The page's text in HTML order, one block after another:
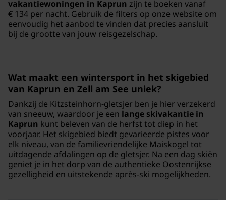
vakantiewoningen in Kaprun zijn te boeken vanaf
€ 134 per nacht. Gebruik de filters op onze website om
eenvoudig het aanbod te vinden dat precies aansluit
bij de grootte van jouw reisgezelschap.
Wat maakt een wintersport in het skigebied
van Kaprun en Zell am See uniek?
Dankzij de Kitzsteinhorn-gletsjer ben je hier verzekerd
van sneeuw, waardoor je een lange skivakantie in
Kaprun kunt beleven van de herfst tot diep in het
voorjaar. Het skigebied biedt gevarieerde pistes voor
elk niveau, van de familievriendelijke Maiskogel tot
uitdagende afdalingen op de gletsjer. Na een dag skiën
geniet je in het dorp van de authentieke Oostenrijkse
gezelligheid en uitstekende après-ski mogelijkheden.